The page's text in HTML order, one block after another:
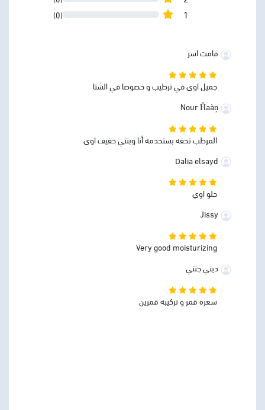
1
(0)
مامت اسر
جميل اوي في ترطيب و خصوصا في الشتا
المرطب تحفه بستخدمه أنا وبنتي خفيف اوي
حلو اوي
Very good moisturizing
ديني جنتي
سعره قمر و تركيبه قمرين